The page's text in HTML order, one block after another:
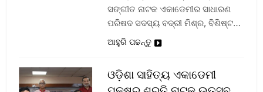
ସଙ୍ଗୀତ ନାଟକ ଏକାଡେମୀର ସାଧାରଣ
ପରିଷଦ ସଦସ୍ୟ ବଦ୍ରୀ ମିଶ୍ର, ବିଶିଷ୍ଟ…
ଆହୁରି ପଢନ୍ତୁ
ଓଡ଼ିଶା ସାହିତ୍ୟ ଏକାଡେମୀ